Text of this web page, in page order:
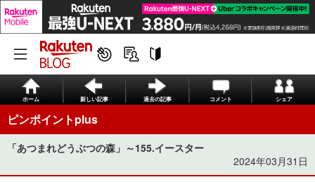
ホーム 新しい記事 過去の記事 コメント シェア
ピンポイントplus
「あつまれどうぶつの森」～155.イースター
2024年03月31日